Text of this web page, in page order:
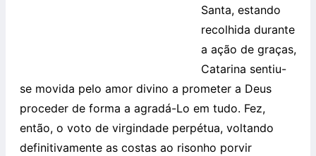
Santa, estando
recolhida durante
a ação de graças,
Catarina sentiu-
se movida pelo amor divino a prometer a Deus
proceder de forma a agradá-Lo em tudo. Fez,
então, o voto de virgindade perpétua, voltando
definitivamente as costas ao risonho porvir